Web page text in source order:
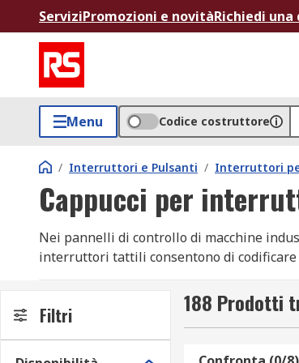
ServiziPromozioni e novitàRichiedi
Menu Codice costruttore
/ Interruttori e Pulsanti / Interruttori
Cappucci per
Nei pannelli di controllo di macchine
interruttori tattili consentono di codificare
bianco, trasparente, verde, avorio,
proteggere un interruttore in ambiente
Filtri 188 Prodotti